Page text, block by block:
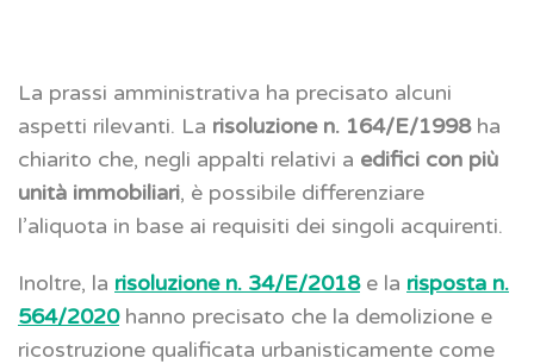
La prassi amministrativa ha precisato alcuni
aspetti rilevanti. La risoluzione n. 164/E/1998ha
chiarito che, negli appalti relativi a edifici con più
unità immobiliari, è possibile differenziare
l’aliquota in base ai requisiti dei singoli acquirenti.
Inoltre, la risoluzione n. 34/E/2018e la risposta n.
564/2020hanno precisato che la demolizione e
ricostruzione qualificata urbanisticamente come